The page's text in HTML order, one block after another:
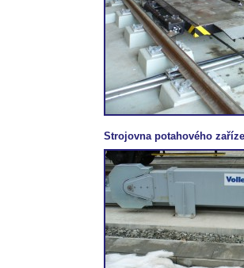
Strojovna potahového